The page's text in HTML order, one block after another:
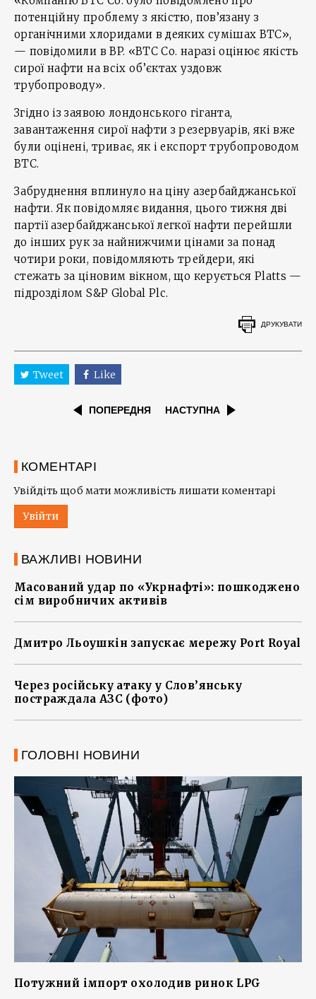
потенційну проблему з якістю, пов’язану з
органічними хлоридами в деяких сумішах BTC»,
— повідомили в BP. «BTC Co. наразі оцінює якість
сирої нафти на всіх об’єктах уздовж
трубопроводу».
Згідно із заявою лондонського гіганта,
завантаження сирої нафти з резервуарів, які вже
були оцінені, триває, як і експорт трубопроводом
BTC.
Забруднення вплинуло на ціну азербайджанської
нафти. Як повідомляє видання, цього тижня дві
партії азербайджанської легкої нафти перейшли
до інших рук за найнижчими цінами за понад
чотири роки, повідомляють трейдери, які
стежать за ціновим вікном, що керується Platts —
підрозділом S&P Global Plc.
ДРУКУВАТИ
Tweet Like
ПОПЕРЕДНЯ НАСТУПНА
КОМЕНТАРІ
Увійдіть щоб мати можливість лишати коментарі
Увійти
ВАЖЛИВІ НОВИНИ
Масований удар по «Укрнафті»: пошкоджено
сім виробничих активів
Дмитро Льоушкін запускає мережу Port Royal
Через російську атаку у Слов’янську
постраждала АЗС (фото)
ГОЛОВНІ НОВИНИ
Потужний імпорт охолодив ринок LPG